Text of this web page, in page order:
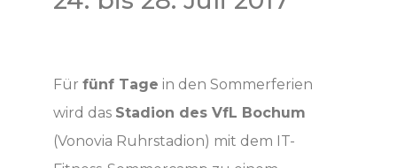
Für fünf Tage in den Sommerferien
wird das Stadion des VfL Bochum
(Vonovia Ruhrstadion) mit dem IT-